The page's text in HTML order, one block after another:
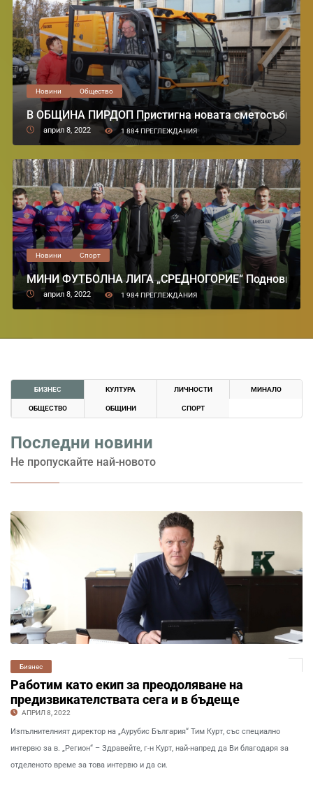
Новини Общество
В ОБЩИНА ПИРДОП Пристигна новата
април 8, 2022 1 884 ПРЕГЛЕЖДАНИЯ
Новини Спорт
МИНИ ФУТБОЛНА ЛИГА „СРЕДНОГОРИЕ“ Поднови
април 8, 2022 1 984 ПРЕГЛЕЖДАНИЯ
Последни новини
Не пропускайте най-новото
БИЗНЕС КУЛТУРА ЛИЧНОСТИ МИНАЛО
ОБЩЕСТВО ОБЩИНИ СПОРТ
Бизнес
Работим като екип за преодоляване на
предизвикателствата сега и в бъдеще
АПРИЛ 8, 2022
Изпълнителният директор на „Аурубис България“ Тим Курт, със специално
интервю за в. „Регион“ – Здравейте, г-н Курт, най-напред да Ви благодаря за
отделеното време за това интервю и да си.